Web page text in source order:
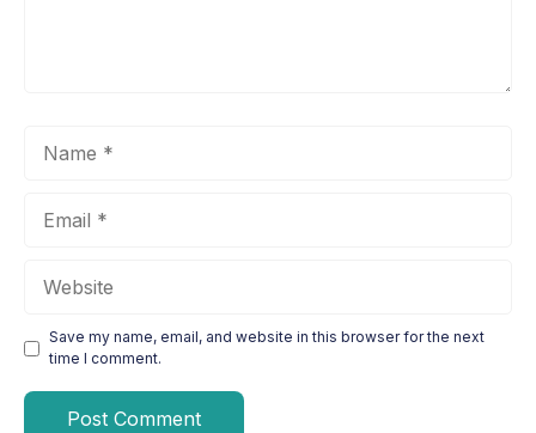
Save my name, email, and website in this browser for the next
time I comment.